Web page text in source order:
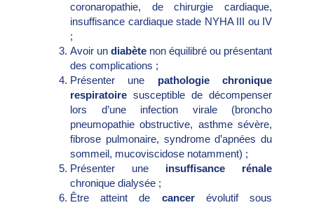
coronaropathie, de chirurgie cardiaque,
insuffisance cardiaque stade NYHA III ou IV
;
Avoir un diabète non équilibré ou présentant
des complications ;
Présenter une pathologie chronique
respiratoire susceptible de décompenser
lors d’une infection virale (broncho
pneumopathie obstructive, asthme sévère,
fibrose pulmonaire, syndrome d’apnées du
sommeil, mucoviscidose notamment) ;
Présenter une insuffisance rénale
chronique dialysée ;
Être atteint de cancerévolutif sous